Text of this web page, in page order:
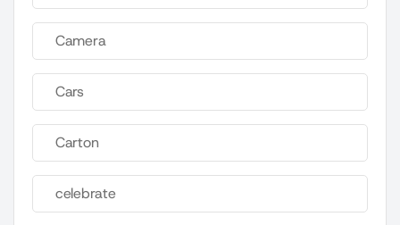
Camera
Cars
Carton
celebrate